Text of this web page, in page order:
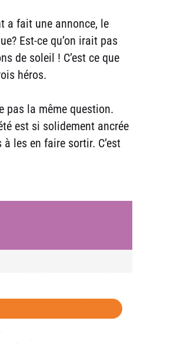
a fait une annonce, le
Est-ce qu’on irait pas
de soleil ! C’est ce que
héros.
pas la même question.
est si solidement ancrée
les en faire sortir. C’est